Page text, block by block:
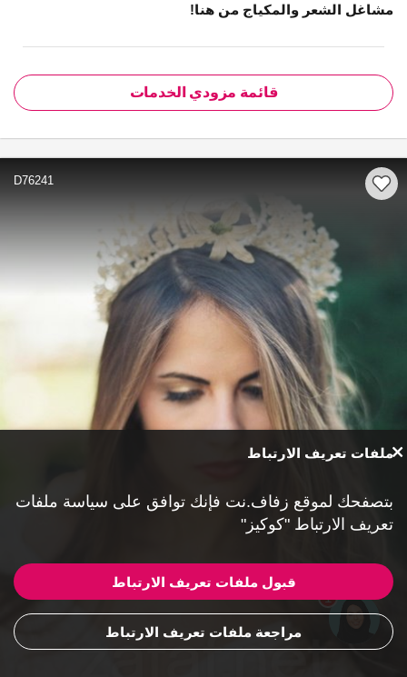
مشاغل الشعر والمكياج من هنا!
قائمة مزودي الخدمات
D76241
ملفات تعريف الارتباط
بتصفحك لموقع زفاف.نت فإنك توافق على سياسة ملفات
تعريف الارتباط "كوكيز"
قبول ملفات تعريف الارتباط
مراجعة ملفات تعريف الارتباط
1